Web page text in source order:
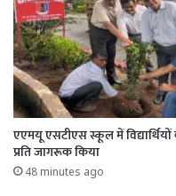
एएमयू एसटीएस स्कूल में
प्रति जागरूक किया
48 minutes ago